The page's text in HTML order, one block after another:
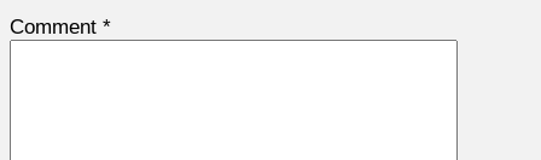
Comment *